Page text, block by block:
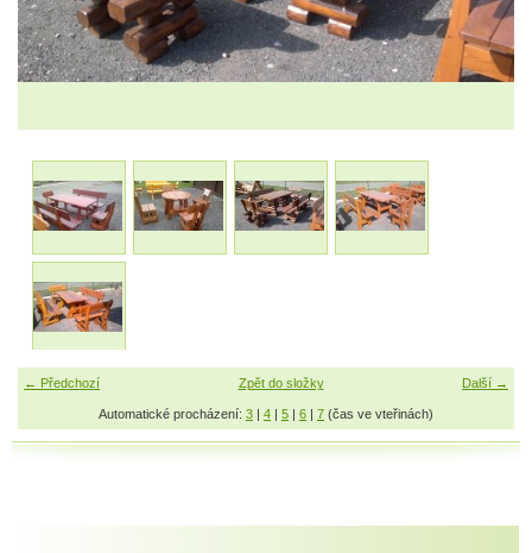
← Předchozí Další →
Zpět do složky
Automatické procházení: 3 4 5 6 7 (čas ve vteřinách)